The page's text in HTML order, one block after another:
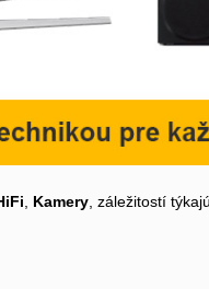
Kamery , záležitostí